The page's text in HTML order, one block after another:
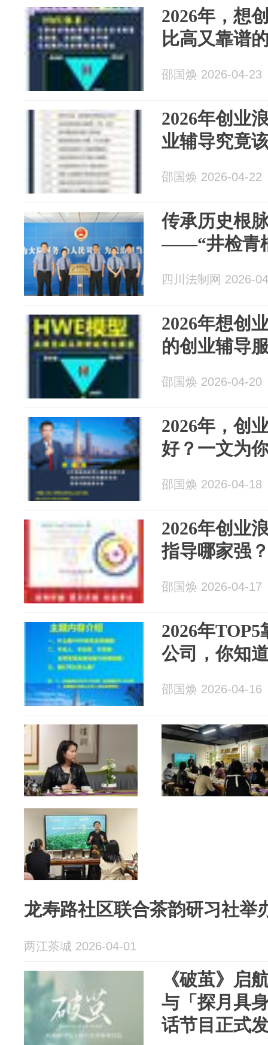
2026年，想
比高又靠谱
邵国焕 2026-04-23
2026年创业
业辅导究竟
邵国焕 2026-04-22
传承历史根
——“井检青
四川法制网 2026-
2026年想创
的创业辅导
邵国焕 2026-04-20
2026年，创
好？一文为
邵国焕 2026-04-18
2026年创业
指导哪家强
邵国焕 2026-04-17
2026年
公司，你知
邵国焕 2026-04-16
龙寿路社区联合茶韵研习社举
两江茶城 2026-04-01
《破茧》启
与「探月具
话节目正式